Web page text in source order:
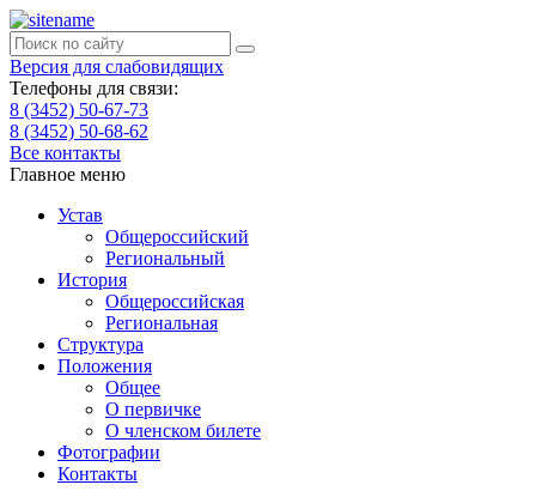
Версия для слабовидящих
Телефоны для связи:
8 (3452) 50-67-73
8 (3452) 50-68-62
Все контакты
Главное меню
Устав
Общероссийский
Региональный
История
Общероссийская
Региональная
Структура
Положения
Общее
О первичке
О членском билете
Фотографии
Контакты